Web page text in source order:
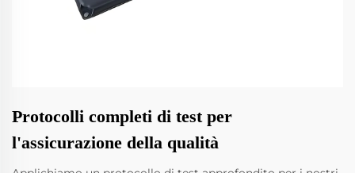
Protocolli completi di test per
l'assicurazione della qualità